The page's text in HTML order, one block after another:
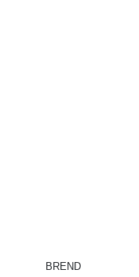
BREND